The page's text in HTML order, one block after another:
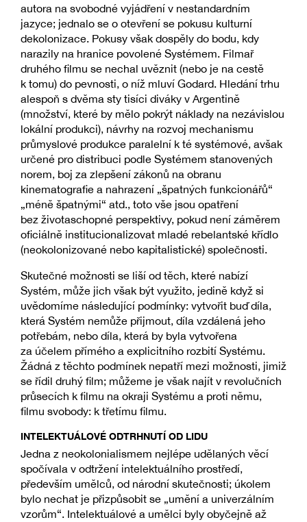
autora na svobodné vyjádření v nestandardním
jazyce; jednalo se o otevření se pokusu kulturní
dekolonizace. Pokusy však dospěly do bodu, kdy
narazily na hranice povolené Systémem. Filmař
druhého filmu se nechal uvěznit (nebo je na cestě
k tomu) do pevnosti, o níž mluví Godard. Hledání trhu
alespoň s dvěma sty tisíci diváky v Argentině
(množství, které by mělo pokrýt náklady na nezávislou
lokální produkci), návrhy na rozvoj mechanismu
průmyslové produkce paralelní k té systémové, avšak
určené pro distribuci podle Systémem stanovených
norem, boj za zlepšení zákonů na obranu
kinematografie a nahrazení „špatných funkcionářů“
„méně špatnými“ atd., toto vše jsou opatření
bez životaschopné perspektivy, pokud není záměrem
oficiálně institucionalizovat mladé rebelantské křídlo
(neokolonizované nebo kapitalistické) společnosti.
Skutečné možnosti se liší od těch, které nabízí
Systém, může jich však být využito, jedině když si
uvědomíme následující podmínky: vytvořit buď díla,
která Systém nemůže přijmout, díla vzdálená jeho
potřebám, nebo díla, která by byla vytvořena
za účelem přímého a explicitního rozbití Systému.
Žádná z těchto podmínek nepatří mezi možnosti, jimiž
se řídil druhý film; můžeme je však najít v revolučních
průsecích k filmu na okraji Systému a proti němu,
filmu svobody: k třetímu filmu.
INTELEKTUÁLOVÉ ODTRHNUTÍ OD LIDU
Jedna z neokolonialismem nejlépe udělaných věcí
spočívala v odtržení intelektuálního prostředí,
především umělců, od národní skutečnosti; úkolem
bylo nechat je přizpůsobit se „umění a univerzálním
vzorům“. Intelektuálové a umělci byly obyčejně až